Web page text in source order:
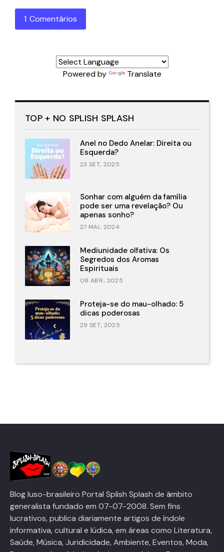
1 Comentários
Powered by Translate
TOP + NO SPLISH SPLASH
Anel no Dedo Anelar: Direita ou
Esquerda?
23 SET., 2025
Sonhar com alguém da família
pode ser uma revelação? Ou
apenas sonho?
27 MAI., 2024
Mediunidade olfativa: Os
Segredos dos Aromas
Espirituais
08 ABR., 2025
Proteja-se do mau-olhado: 5
dicas poderosas
29 SET., 2025
Blog luso-brasileiro Portal Splish Splash de âmbito
generalista fundado em 07-07-2008. Sem fins
lucrativos, publica diariamente artigos de índole
informativa, cultural e lúdica, em áreas como Literatura,
Saúde, Música, Juridicidade, Ambiente, Eventos, Moda,